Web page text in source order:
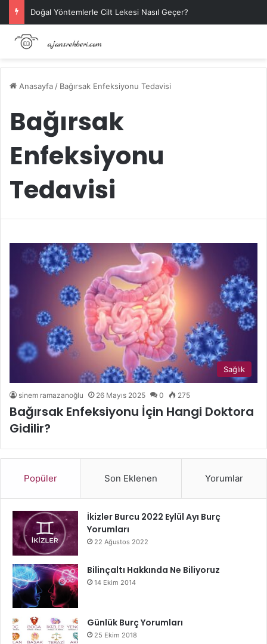
Doğal Yöntemlerle Cilt Lekesi Nasıl Geçer?
Anasayfa / Bağırsak Enfeksiyonu Tedavisi
Bağırsak
Enfeksiyonu
Tedavisi
Sağlık
sinem ramazanoğlu 26 Mayıs 2025 0 275
Bağırsak Enfeksiyonu İçin Hangi Doktora
Gidilir?
Popüler Son Eklenen Yorumlar
İkizler Burcu 2022 Eylül Ayı Burç
Yorumları
22 Ağustos 2022
Bilinçaltı Hakkında Ne Biliyoruz
14 Ekim 2014
Günlük Burç Yorumları
25 Ekim 2018